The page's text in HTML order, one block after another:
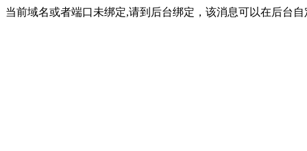
当前域名或者端口未绑定,请到后台绑定，该消息可以在后台自